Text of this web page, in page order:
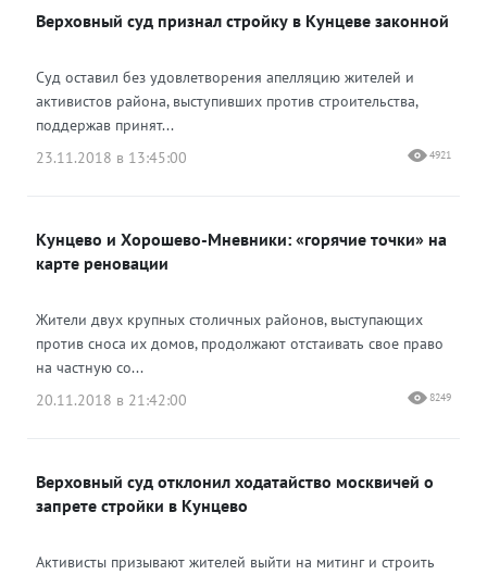
Одноклассники
Верховный суд признал стройку в Кунцеве законной
Суд оставил без удовлетворения апелляцию жителей и
активистов района, выступивших против строительства,
поддержав принят...
23.11.2018 в 13:45:00
4921
Кунцево и Хорошево-Мневники: «горячие точки» на
карте реновации
Жители двух крупных столичных районов, выступающих
против сноса их домов, продолжают отстаивать свое право
на частную со...
20.11.2018 в 21:42:00
8249
Верховный суд отклонил ходатайство москвичей о
запрете стройки в Кунцево
Активисты призывают жителей выйти на митинг и строить